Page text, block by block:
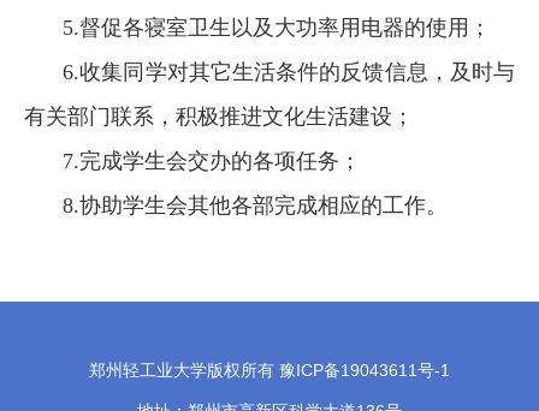
5.督促各寝室卫生以及大功率用电器的使用；
6.收集同学对其它生活条件的反馈信息，及时与
有关部门联系，积极推进文化生活建设；
7.完成学生会交办的各项任务；
8.协助学生会其他各部完成相应的工作。
郑州轻工业大学版权所有 豫ICP备19043611号-1